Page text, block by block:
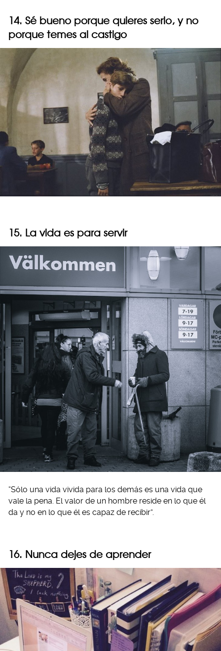
14. Sé bueno porque quieres serlo, y no
porque temes al castigo
15. La vida es para servir
“Sólo una vida vivida para los demás es una vida que
vale la pena. El valor de un hombre reside en lo que él
da y no en lo que él es capaz de recibir”.
16. Nunca dejes de aprender